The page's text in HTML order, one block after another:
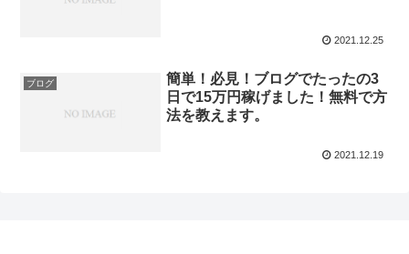
2021.12.25
ブログ
簡単！必見！ブログでたったの3
日で15万円稼げました！無料で方
法を教えます。
2021.12.19